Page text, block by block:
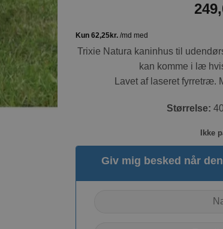
Trixie Natura kaninhus til
kan komme i læ
Lavet af laseret
Størrelse:
Ikke
Giv mig besked når